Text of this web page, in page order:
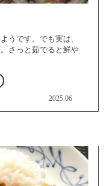
うです。でも実は、
さっと茹でると鮮や
2025.06